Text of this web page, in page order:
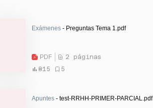
Exámenes - Preguntas Tema 1.pdf
PDF
2 páginas
815
5
Apuntes - test-RRHH-PRIMER-PARCIAL.pdf